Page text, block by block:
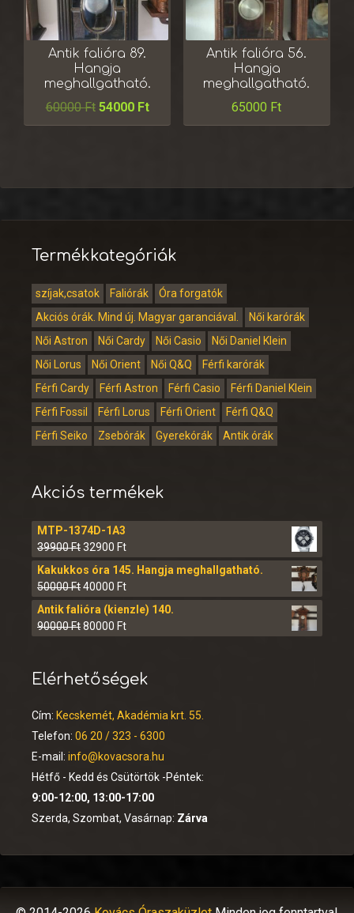
Antik falióra 89.
Hangja
meghallgatható.
60000Ft 54000 Ft
Antik falióra 56.
Hangja
meghallgatható.
65000 Ft
Termékkategóriák
szíjak,csatok Faliórák
Óra forgatók
Akciós órák. Mind új. Magyar garanciával.
Női karórák
Női Astron
Női Cardy Női Casio
Női Daniel Klein
Női Lorus
Női Orient Női Q&Q
Férfi karórák
Férfi Cardy
Férfi Astron Férfi Casio
Férfi Daniel Klein
Férfi Fossil
Férfi Lorus Férfi Orient
Férfi Q&Q
Férfi Seiko
Zsebórák Gyerekórák Antik órák
Akciós termékek
MTP-1374D-1A3
39900Ft32900 Ft
Kakukkos óra 145. Hangja meghallgatható.
50000Ft40000 Ft
Antik falióra (kienzle) 140.
90000Ft80000 Ft
Elérhetőségek
Cím: Kecskemét, Akadémia krt. 55.
Telefon: 06 20 / 323 - 6300
E-mail: info@kovacsora.hu
Hétfő - Kedd és Csütörtök -Péntek:
9:00-12:00, 13:00-17:00
Szerda, Szombat, Vasárnap: Zárva